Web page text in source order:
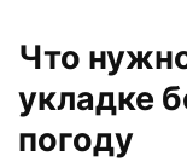
Что
укладке
погоду